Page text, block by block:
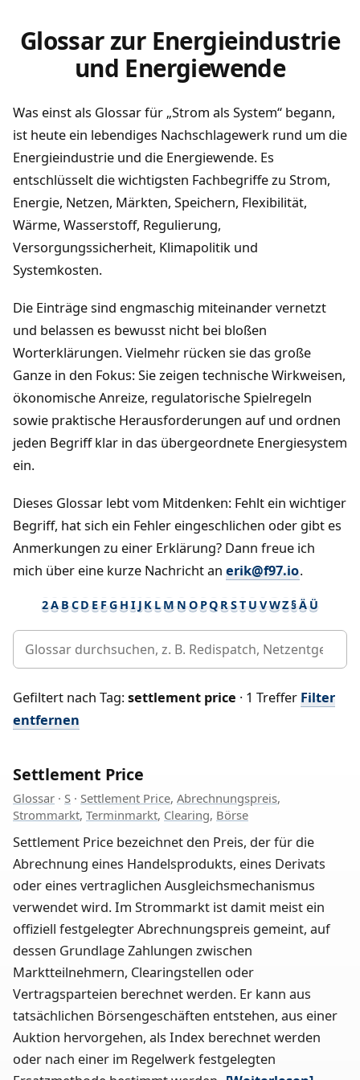
Glossar zur Energieindustrie
und Energiewende
Was einst als Glossar für „Strom als System“ begann,
ist heute ein lebendiges Nachschlagewerk rund um die
Energieindustrie und die Energiewende. Es
entschlüsselt die wichtigsten Fachbegriffe zu Strom,
Energie, Netzen, Märkten, Speichern, Flexibilität,
Wärme, Wasserstoff, Regulierung,
Versorgungssicherheit, Klimapolitik und
Systemkosten.
Die Einträge sind engmaschig miteinander vernetzt
und belassen es bewusst nicht bei bloßen
Worterklärungen. Vielmehr rücken sie das große
Ganze in den Fokus: Sie zeigen technische Wirkweisen,
ökonomische Anreize, regulatorische Spielregeln
sowie praktische Herausforderungen auf und ordnen
jeden Begriff klar in das übergeordnete Energiesystem
ein.
Dieses Glossar lebt vom Mitdenken: Fehlt ein wichtiger
Begriff, hat sich ein Fehler eingeschlichen oder gibt es
Anmerkungen zu einer Erklärung? Dann freue ich
mich über eine kurze Nachricht an erik@f97.io.
2A B CD E FG H I J K L M N O PQ R ST U VWZ§Ä Ü
Gefiltert nach Tag:settlement price · 1 Treffer Filter
entfernen
Settlement Price
Glossar · S · Settlement Price, Abrechnungspreis,
Strommarkt, Terminmarkt, Clearing, Börse
Settlement Price bezeichnet den Preis, der für die
Abrechnung eines Handelsprodukts, eines Derivats
oder eines vertraglichen Ausgleichsmechanismus
verwendet wird. Im Strommarkt ist damit meist ein
offiziell festgelegter Abrechnungspreis gemeint, auf
dessen Grundlage Zahlungen zwischen
Marktteilnehmern, Clearingstellen oder
Vertragsparteien berechnet werden. Er kann aus
tatsächlichen Börsengeschäften entstehen, aus einer
Auktion hervorgehen, als Index berechnet werden
oder nach einer im Regelwerk festgelegten